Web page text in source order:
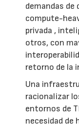
demandas de
compute-
privada ,
otros, con
retorno de la
Una
racionalizar
entornos de
necesidad de